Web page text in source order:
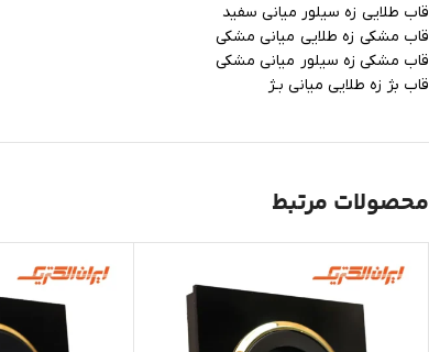
قاب طلایی زه سیلور میانی سفید
قاب مشکی زه طلایی میانی مشکی
قاب مشکی زه سیلور میانی مشکی
قاب بژ زه طلایی میانی بـژ
محصولات مرتبط